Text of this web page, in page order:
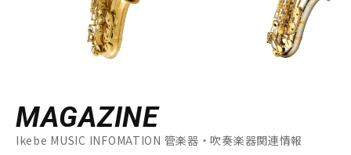
MAGAZINE
Ikebe MUSIC INFOMATION 管楽器・吹奏楽器関連情報